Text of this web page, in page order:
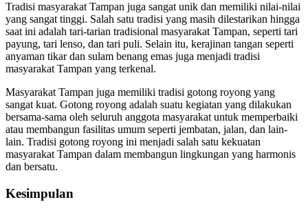
Tradisi masyarakat Tampan juga sangat unik dan memiliki nilai-nilai
yang sangat tinggi. Salah satu tradisi yang masih dilestarikan hingga
saat ini adalah tari-tarian tradisional masyarakat Tampan, seperti tari
payung, tari lenso, dan tari puli. Selain itu, kerajinan tangan seperti
anyaman tikar dan sulam benang emas juga menjadi tradisi
masyarakat Tampan yang terkenal.
Masyarakat Tampan juga memiliki tradisi gotong royong yang
sangat kuat. Gotong royong adalah suatu kegiatan yang dilakukan
bersama-sama oleh seluruh anggota masyarakat untuk memperbaiki
atau membangun fasilitas umum seperti jembatan, jalan, dan lain-
lain. Tradisi gotong royong ini menjadi salah satu kekuatan
masyarakat Tampan dalam membangun lingkungan yang harmonis
dan bersatu.
Kesimpulan